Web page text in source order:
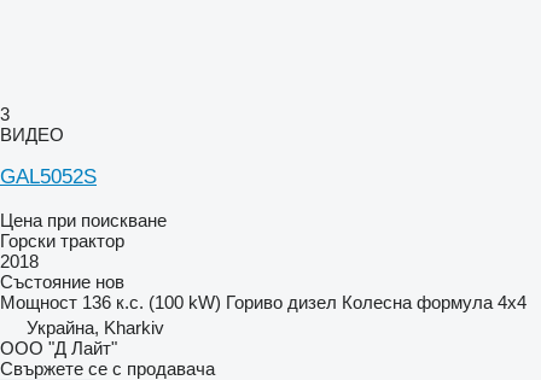
3
ВИДЕО
GAL5052S
Цена при поискване
Горски трактор
2018
Състояние нов
Мощност 136 к.с. (100 kW) Гориво дизел Колесна формула 4x4
Украйна, Kharkiv
ООО "Д Лайт"
Свържете се с продавача